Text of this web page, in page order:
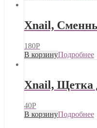
Xnail,
180Р
В корзинуПодробнее
Xnail, Щетка
40Р
В корзинуПодробнее